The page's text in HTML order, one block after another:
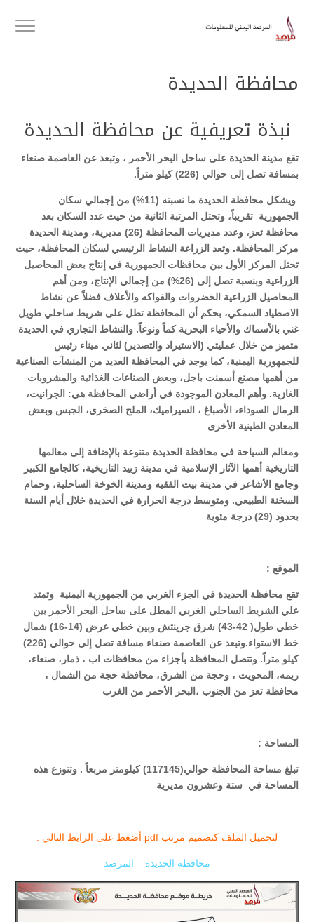
محافظة الحديدة
نبذة تعريفية عن محافظة الحديدة
تقع مدينة الحديدة على ساحل البحر الأحمر ، وتبعد عن العاصمة صنعاء
بمسافة تصل إلى حوالي (226) كيلو متراً.
ويشكل محافظة الحديدة ما نسبته (11%) من إجمالي سكان
الجمهورية تقريباً، وتحتل المرتبة الثانية من حيث عدد السكان بعد
محافظة تعز، وعدد مديريات المحافظة (26) مديرية، ومدينة الحديدة
مركز المحافظة. وتعد الزراعة النشاط الرئيسي لسكان المحافظة، حيث
تحتل المركز الأول بين محافظات الجمهورية في إنتاج بعض المحاصيل
الزراعية وبنسبة تصل إلى (26%) من إجمالي الإنتاج، ومن أهم
المحاصيل الزراعية الخضروات والفواكه والأعلاف فضلاً عن نشاط
الاصطياد السمكي، بحكم أن المحافظة تطل على شريط ساحلي طويل
غني بالأسماك والأحياء البحرية كماً ونوعاً. والنشاط التجاري في الحديدة
متميز من خلال عمليتي (الاستيراد والتصدير) لثاني ميناء رئيس
للجمهورية اليمنية، كما يوجد في المحافظة العديد من المنشآت الصناعية
من أهمها مصنع أسمنت باجل، وبعض الصناعات الغذائية والمشروبات
الغازية. وأهم المعادن الموجودة في أراضي المحافظة هي: الجرانيت،
الرمال السوداء، الأصباغ ، السيراميك، الملح الصخري، الجبس وبعض
المعادن الطينية الأخرى
ومعالم السياحة في محافظة الحديدة متنوعة بالإضافة إلى معالمها
التاريخية أهمها الآثار الإسلامية في مدينة زبيد التاريخية، كالجامع الكبير
وجامع الأشاعر في مدينة بيت الفقيه ومدينة الخوخة الساحلية، وحمام
السخنة الطبيعي. ومتوسط درجة الحرارة في الحديدة خلال أيام السنة
بحدود (29) درجة مئوية
الموقع :
تقع محافظة الحديدة في الجزء الغربي من الجمهورية اليمنية وتمتد
علي الشريط الساحلي الغربي المطل على ساحل البحر الأحمر بين
خطي طول( 42-43) شرق جرينتش وبين خطي عرض (14-16) شمال
خط الاستواء.
وتبعد عن العاصمة صنعاء مسافة تصل إلى حوالي (226)
كيلو متراً. وتتصل المحافظة بأجزاء من محافظات اب ، ذمار، صنعاء،
ريمه، المحويت ، وحجة من الشرق، محافظة حجة من الشمال ،
محافظة تعز من الجنوب ،البحر الأحمر من الغرب
المساحة :
تبلغ مساحة المحافظة حوالي(117145) كيلومتر مربعاً . وتتوزع هذه
المساحة في ستة وعشرون مديرية
لتحميل الملف كتصميم مرتب pdf أضغط على الرابط التالي :
محافظة الحديدة – المرصد